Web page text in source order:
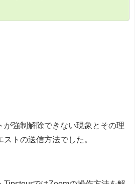
が強制解除できない現象とその理
トの送信方法でした。